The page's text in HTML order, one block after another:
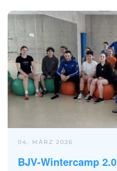
04. MÄRZ 2026
BJV-Wintercamp 2.0